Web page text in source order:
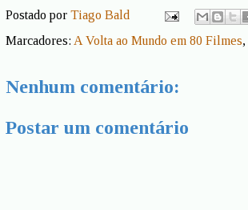
Postado por Tiago Bald
Marcadores: A Volta ao Mundo em 80 Filmes,
Nenhum comentário:
Postar um comentário